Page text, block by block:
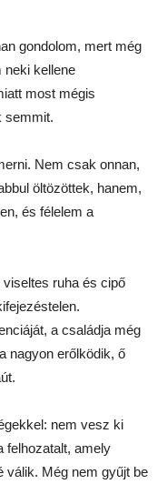
gondolom, mert még
neki kellene
most mégis
semmit.
Nem csak onnan,
öltözöttek, hanem,
és félelem a
ruha és cipő
a családja még
nagyon erőlködik, ő
nem vesz ki
felhozatalt, amely
válik. Még nem gyűjt be